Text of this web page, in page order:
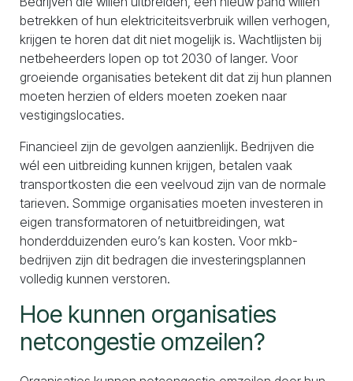
betrekken of hun elektriciteitsverbruik willen verhogen,
krijgen te horen dat dit niet mogelijk is. Wachtlijsten bij
netbeheerders lopen op tot 2030 of langer. Voor
groeiende organisaties betekent dit dat zij hun plannen
moeten herzien of elders moeten zoeken naar
vestigingslocaties.
Financieel zijn de gevolgen aanzienlijk. Bedrijven die
wél een uitbreiding kunnen krijgen, betalen vaak
transportkosten die een veelvoud zijn van de normale
tarieven. Sommige organisaties moeten investeren in
eigen transformatoren of netuitbreidingen, wat
honderdduizenden euro’s kan kosten. Voor mkb-
bedrijven zijn dit bedragen die investeringsplannen
volledig kunnen verstoren.
Hoe kunnen organisaties
netcongestie omzeilen?